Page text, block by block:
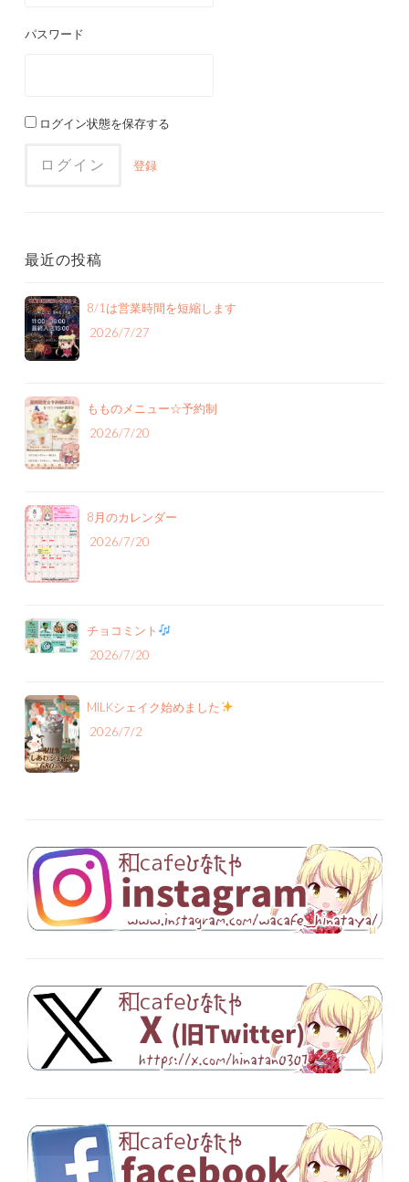
ン
パスワード
ログイン状態を保存する
登録
最近の投稿
8/1は営業時間を短縮します
2026/7/27
もものメニュー‪☆予約制
2026/7/20
8月のカレンダー
2026/7/20
チョコミント
2026/7/20
MILKシェイク始めました
2026/7/2